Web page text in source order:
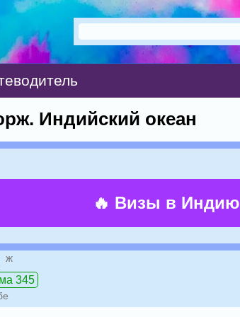
Индийский океан
🔥 Визы в Индию
ж
345